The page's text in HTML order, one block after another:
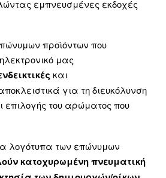
εμπνευσμένες εκδοχές
προϊόντων που
μας
και
για τη διευκόλυνση
επιλογής του αρώματος που
λογότυπα των επώνυμων
κατοχυρωμένη πνευματική